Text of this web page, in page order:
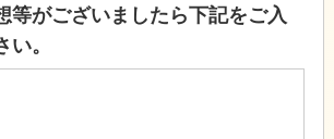
等がございましたら下記をご入
。